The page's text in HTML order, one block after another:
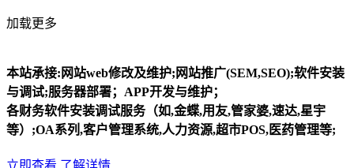
加载更多
本站承接:网站web修改及维护;网站推广(SEM,SEO);软件安装
与调试;服务器部署；APP开发与维护；
各财务软件安装调试服务（如,金蝶,用友,管家婆,速达,星宇
等）;OA系列,客户管理系统,人力资源,超市POS,医药管理等;